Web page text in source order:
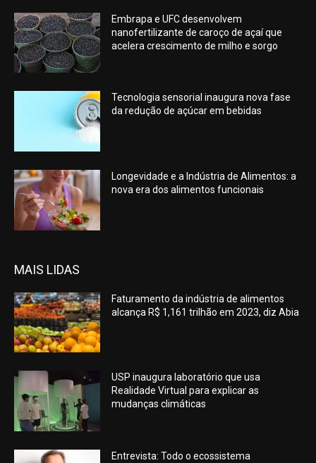
Embrapa e UFC desenvolvem
nanofertilizante de caroço de açaí que
acelera crescimento de milho e sorgo
Tecnologia sensorial inaugura nova fase
da redução de açúcar em bebidas
Longevidade e a Indústria de Alimentos: a
nova era dos alimentos funcionais
MAIS LIDAS
Faturamento da indústria de alimentos
alcança R$ 1,161 trilhão em 2023, diz Abia
USP inaugura laboratório que usa
Realidade Virtual para explicar as
mudanças climáticas
Entrevista: Todo o ecossistema